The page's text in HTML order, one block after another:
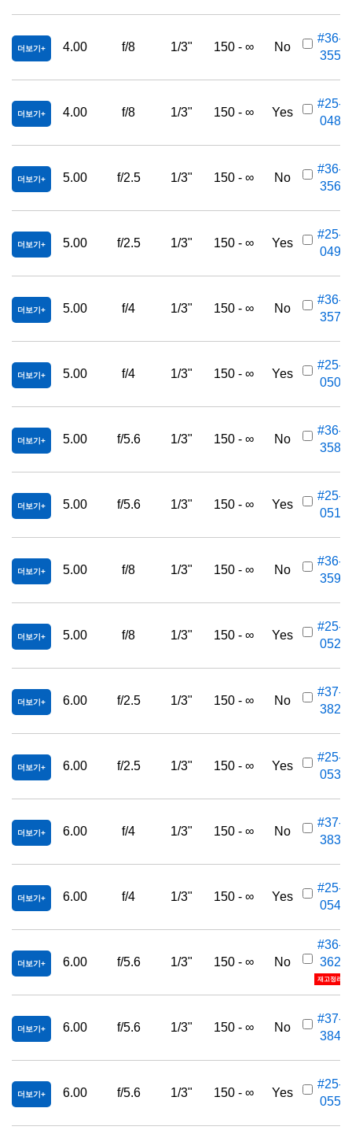
더보기 4.00 f/8 1/3" 150 - ∞ No
#36-
355
더보기 4.00 f/8 1/3" 150 - ∞ Yes
#25-
048
더보기 5.00 f/2.5 1/3" 150 - ∞ No
#36-
356
더보기 5.00 f/2.5 1/3" 150 - ∞ Yes
#25-
049
더보기 5.00 f/4 1/3" 150 - ∞ No
#36-
357
더보기 5.00 f/4 1/3" 150 - ∞ Yes
#25-
050
더보기 5.00 f/5.6 1/3" 150 - ∞ No
#36-
358
더보기 5.00 f/5.6 1/3" 150 - ∞ Yes
#25-
051
더보기 5.00 f/8 1/3" 150 - ∞ No
#36-
359
더보기 5.00 f/8 1/3" 150 - ∞ Yes
#25-
052
더보기 6.00 f/2.5 1/3" 150 - ∞ No
#37-
382
더보기 6.00 f/2.5 1/3" 150 - ∞ Yes
#25-
053
더보기 6.00 f/4 1/3" 150 - ∞ No
#37-
383
더보기 6.00 f/4 1/3" 150 - ∞ Yes
#25-
054
더보기 6.00 f/5.6 1/3" 150 - ∞ No
#36-
362
재고정리
더보기 6.00 f/5.6 1/3" 150 - ∞ No
#37-
384
더보기 6.00 f/5.6 1/3" 150 - ∞ Yes
#25-
055